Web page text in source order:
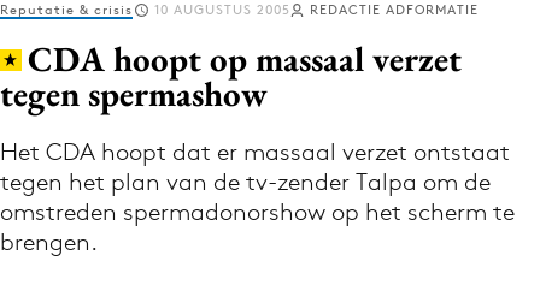
Log in
Volg het laatste nieuws via de Adformatie
Nieuws app
Reputatie & crisis 10 AUGUSTUS 2005 REDACTIE ADFORMATIE
CDA hoopt op massaal verzet
tegen spermashow
Het CDA hoopt dat er massaal verzet ontstaat
tegen het plan van de tv-zender Talpa om de
omstreden spermadonorshow op het scherm te
brengen.